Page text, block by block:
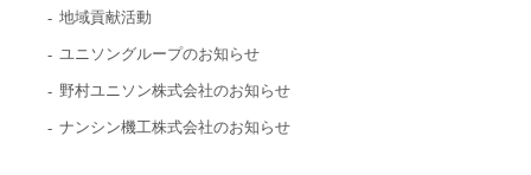
地域貢献活動
ユニソングループのお知らせ
野村ユニソン株式会社のお知らせ
ナンシン機工株式会社のお知らせ